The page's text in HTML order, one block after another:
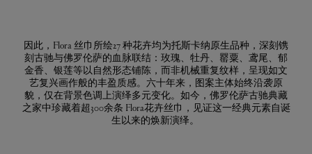
因此，Flora 丝巾所绘27 种花卉均为托斯卡纳原生品种，深刻镌
刻古驰与佛罗伦萨的血脉联结：玫瑰、牡丹、罂粟、鸢尾、郁
金香、银莲等以自然形态铺陈，而非机械重复纹样，呈现如文
艺复兴画作般的丰盈质感。六十年来，图案主体始终沿袭原
貌，仅在背景色调上演绎多元变化。如今，佛罗伦萨古驰典藏
之家中珍藏着超300余条 Flora花卉丝巾，见证这一经典元素自诞
生以来的焕新演绎。